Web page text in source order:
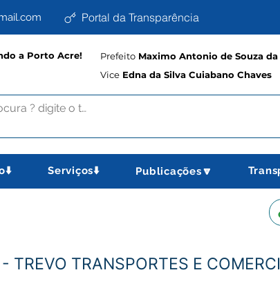
Portal da Transparência
a Porto Acre! Prefeito Maximo Antonio de Souza da
Vice Edna da Silva Cuiabano Chaves
Serviços⬇️ Publicações🔽
TREVO TRANSPORTES E